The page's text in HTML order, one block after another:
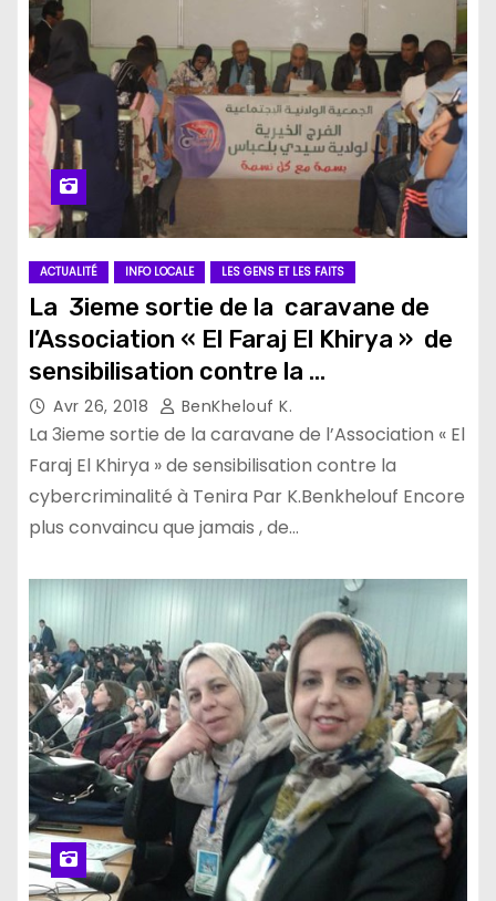
ACTUALITÉ INFO LOCALE LES GENS ET LES FAITS
La 3ieme sortie de la caravane de
l’Association « El Faraj El Khirya » de
sensibilisation contre la
cybercriminalité à Tenira Par
K.Benkhelouf
Avr 26, 2018 BenKhelouf K.
La 3ieme sortie de la caravane de l’Association « El
Faraj El Khirya » de sensibilisation contre la
cybercriminalité à Tenira Par K.Benkhelouf Encore
plus convaincu que jamais , de…